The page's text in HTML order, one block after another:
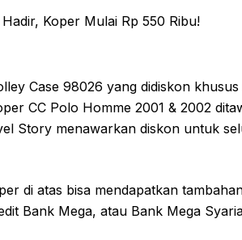
Case 98026 yang didiskon
CC Polo Homme 2001 & 2002
Story menawarkan diskon untuk
di atas bisa mendapatkan
Bank Mega, atau Bank Mega